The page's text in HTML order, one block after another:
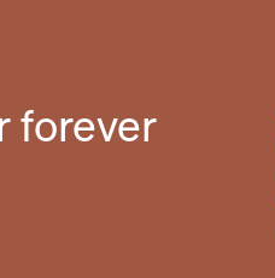
forever